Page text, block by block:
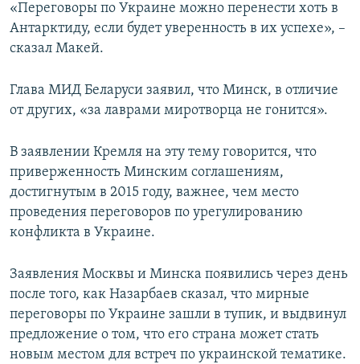
«Переговоры по Украине можно перенести хоть в
Антарктиду, если будет уверенность в их успехе», –
сказал Макей.
Глава МИД Беларуси заявил, что Минск, в отличие
от других, «за лаврами миротворца не гонится».
В заявлении Кремля на эту тему говорится, что
приверженность Минским соглашениям,
достигнутым в 2015 году, важнее, чем место
проведения переговоров по урегулированию
конфликта в Украине.
Заявления Москвы и Минска появились через день
после того, как Назарбаев сказал, что мирные
переговоры по Украине зашли в тупик, и выдвинул
предложение о том, что его страна может стать
новым местом для встреч по украинской тематике.